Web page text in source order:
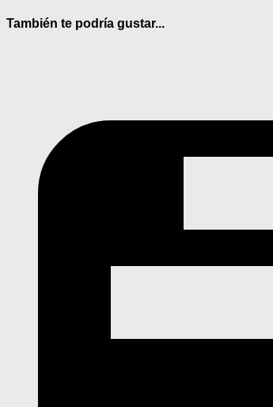
También te podría gustar...